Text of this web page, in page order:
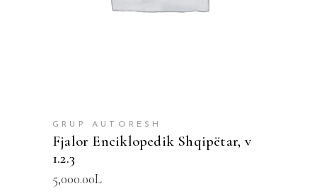
GRUP AUTORESH
Fjalor Enciklopedik Shqipëtar, v
1.2.3
5,000.00L